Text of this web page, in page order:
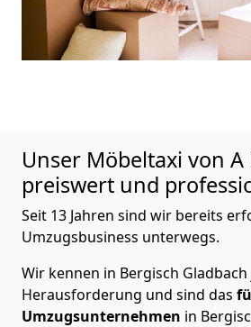
Unser Möbeltaxi von A
preiswert und
Seit 13 Jahren sind wir bereits
Umzugsbusiness unterwegs.
Wir kennen in Bergisch
Herausforderung und sind das
Umzugsunternehmen in